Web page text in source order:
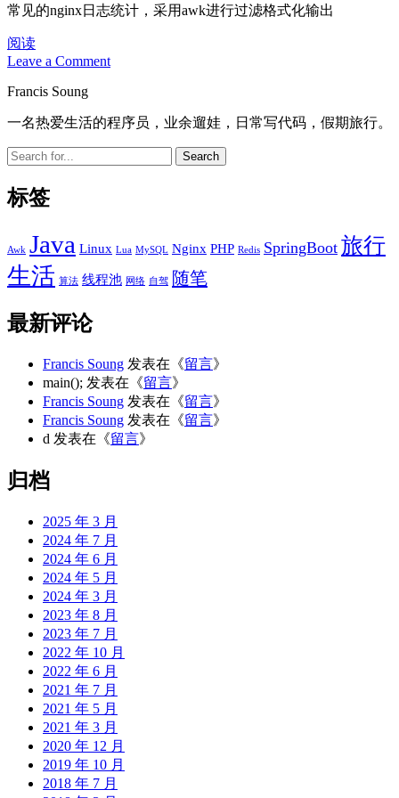
常见的nginx日志统计，采用awk进行过滤格式化输出
阅读Linux
Awk
用
例
总
结-
nginx
日
统
计
Leave a Comment
Sidebar
Francis Soung
一名热爱生活的程序员，业余遛娃，日常写代码，假期旅行。
Search
标签
Awk Java Linux Lua MySQL Nginx PHP Redis SpringBoot 旅行
生活 算法 线程池 网络 自驾 随笔
最新评论
Francis Soung 发表在《留言》
main(); 发表在《留言》
Francis Soung 发表在《留言》
Francis Soung 发表在《留言》
d 发表在《留言》
归档
2025 年 3 月
2024 年 7 月
2024 年 6 月
2024 年 5 月
2024 年 3 月
2023 年 8 月
2023 年 7 月
2022 年 10 月
2022 年 6 月
2021 年 7 月
2021 年 5 月
2021 年 3 月
2020 年 12 月
2019 年 10 月
2018 年 7 月